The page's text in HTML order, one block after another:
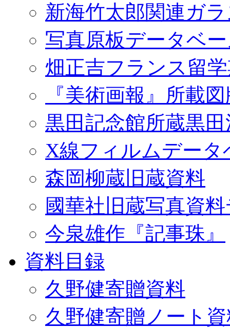
新海竹太郎関連ガ
写真原板データベ
畑正吉フランス留
『美術画報』所載
黒田記念館所蔵黒
X線フィルムデータ
森岡柳蔵旧蔵資料
國華社旧蔵写真資
今泉雄作『記事珠』
資料目録
久野健寄贈資料
久野健寄贈ノート